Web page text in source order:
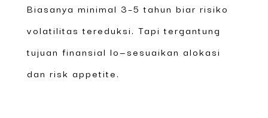
Biasanya minimal 3–5 tahun biar risiko
volatilitas tereduksi. Tapi tergantung
tujuan finansial lo—sesuaikan alokasi
dan risk appetite.